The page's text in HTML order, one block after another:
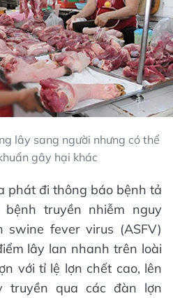
lây sang người nhưng có thể
gây hại khác
phát đi thông báo bệnh tả
truyền nhiễm nguy
swine fever virus (ASFV)
lây lan nhanh trên loài
với tỉ lệ lợn chết cao, lên
truyền qua các đàn lợn